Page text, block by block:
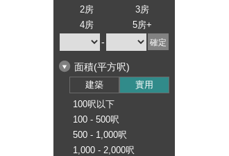
2房
3房
4房
5房+
-
面積(平方呎)
建築
實用
100呎以下
100 - 500呎
500 - 1,000呎
1,000 - 2,000呎